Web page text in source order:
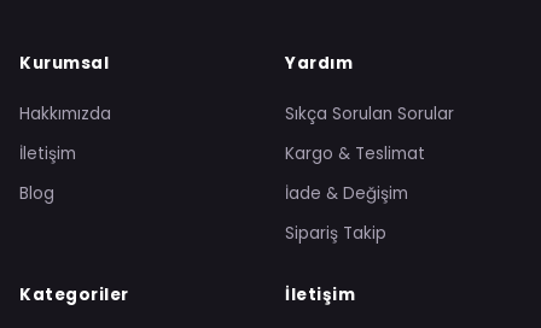
Kurumsal
Hakkımızda
İletişim
Blog
Yardım
Sıkça Sorulan Sorular
Kargo & Teslimat
İade & Değişim
Sipariş Takip
Kategoriler İletişim